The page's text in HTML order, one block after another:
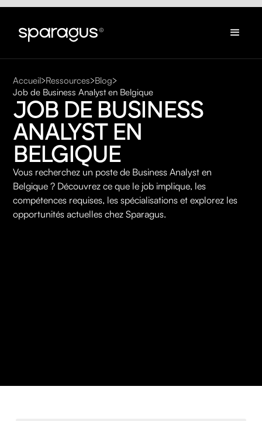
Accueil Ressources Blog
Job de Business Analyst en Belgique
JOB DE BUSINESS
ANALYST EN
BELGIQUE
Vous recherchez un poste de Business Analyst en
Belgique ? Découvrez ce que le job implique, les
compétences requises, les spécialisations et explorez les
opportunités actuelles chez Sparagus.